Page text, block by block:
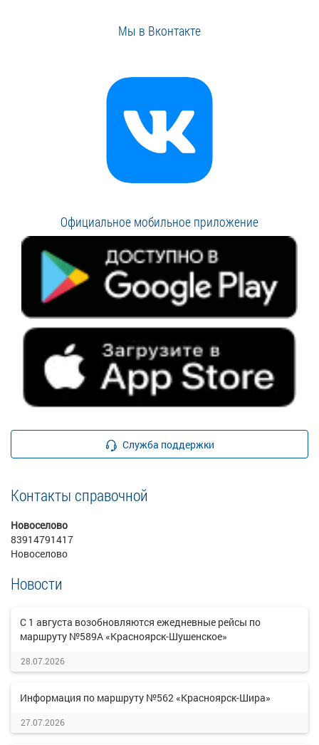
Мы в Вконтакте
Официальное мобильное приложение
Служба поддержки
Контакты справочной
Новоселово
83914791417
Новоселово
Новости
С 1 августа возобновляются ежедневные рейсы по
маршруту №589А «Красноярск-Шушенское»
28.07.2026
Информация по маршруту №562 «Красноярск-Шира»
27.07.2026